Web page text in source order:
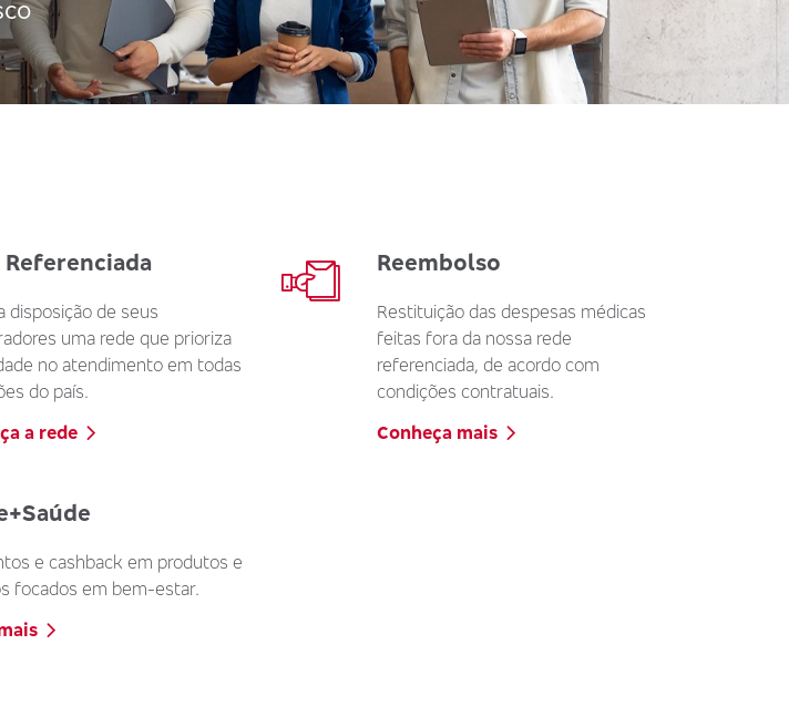
Referenciada
disposição de seus
uma rede que prioriza
no atendimento em todas
do país.
a rede
Reembolso
Restituição das despesas médicas
feitas fora da nossa rede
referenciada, de acordo com
condições contratuais.
Conheça mais
e cashback em produtos e
focados em bem-estar.